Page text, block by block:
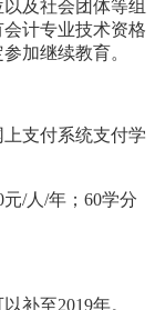
及社会团体等组
计专业技术资格
加继续教育。
支付系统支付学
/人/年； 60学分
补至2019年。